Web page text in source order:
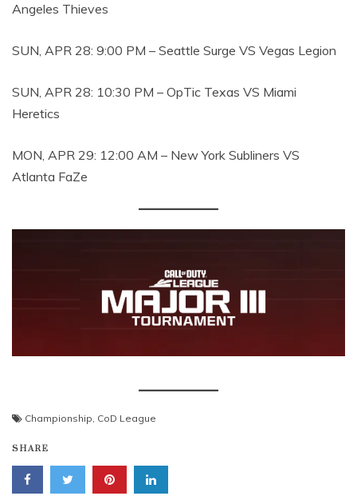
Angeles Thieves
SUN, APR 28: 9:00 PM – Seattle Surge VS Vegas Legion
SUN, APR 28: 10:30 PM – OpTic Texas VS Miami
Heretics
MON, APR 29: 12:00 AM – New York Subliners VS
Atlanta FaZe
Championship CoD League
SHARE